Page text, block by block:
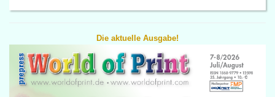
Die aktuelle Ausgabe!